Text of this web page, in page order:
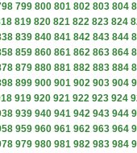
799 800 801 802 803 804
819 820 821 822 823 824
839 840 841 842 843 844
859 860 861 862 863 864
879 880 881 882 883 884
899 900 901 902 903 904
919 920 921 922 923 924
939 940 941 942 943 944
959 960 961 962 963 964
979 980 981 982 983 984